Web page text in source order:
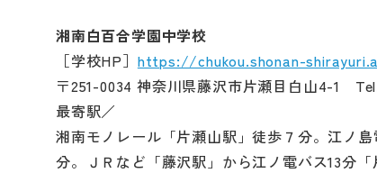
湘南白百合学園中学校
［学校HP］ https://chukou.shonan-
〒251-0034 神奈川県藤沢市片瀬目白山4-1
最寄駅／
湘南モノレール「片瀬山駅」徒歩７分。江ノ
分。ＪＲなど「藤沢駅」から江ノ電バス13分「